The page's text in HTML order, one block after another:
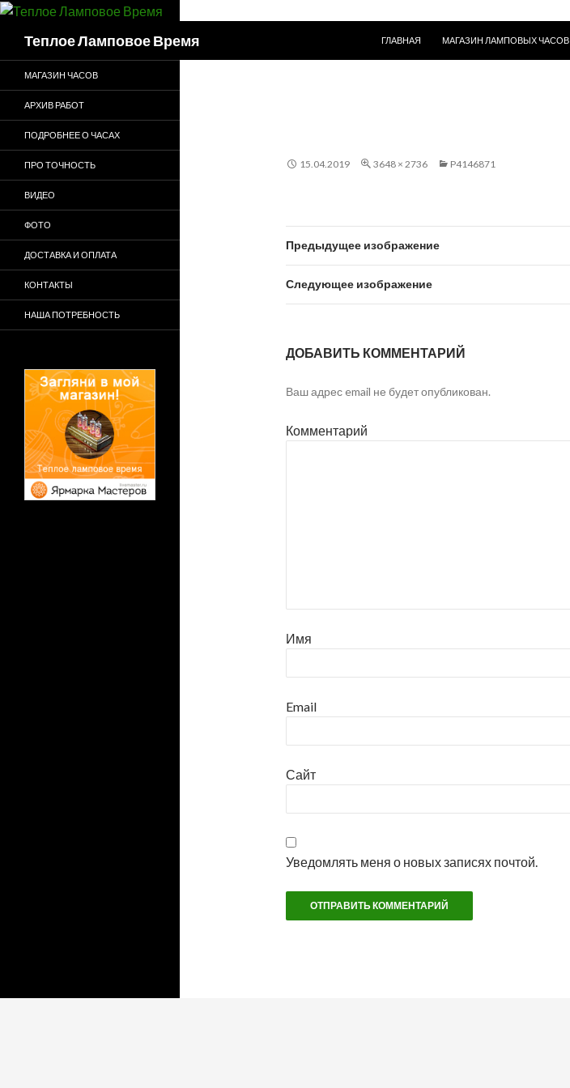
Теплое Ламповое Время
ГЛАВНАЯ
МАГАЗИН ЛАМПОВЫХ ЧАСОВ
15.04.2019 3648 × 2736 P4146871
Предыдущее изображение
Следующее изображение
ДОБАВИТЬ КОММЕНТАРИЙ
Ваш адрес email не будет опубликован.
Комментарий
Имя
Email
Сайт
Уведомлять меня о новых записях почтой.
МАГАЗИН ЧАСОВ
АРХИВ РАБОТ
ПОДРОБНЕЕ О ЧАСАХ
ПРО ТОЧНОСТЬ
ВИДЕО
ФОТО
ДОСТАВКА И ОПЛАТА
КОНТАКТЫ
НАША ПОТРЕБНОСТЬ